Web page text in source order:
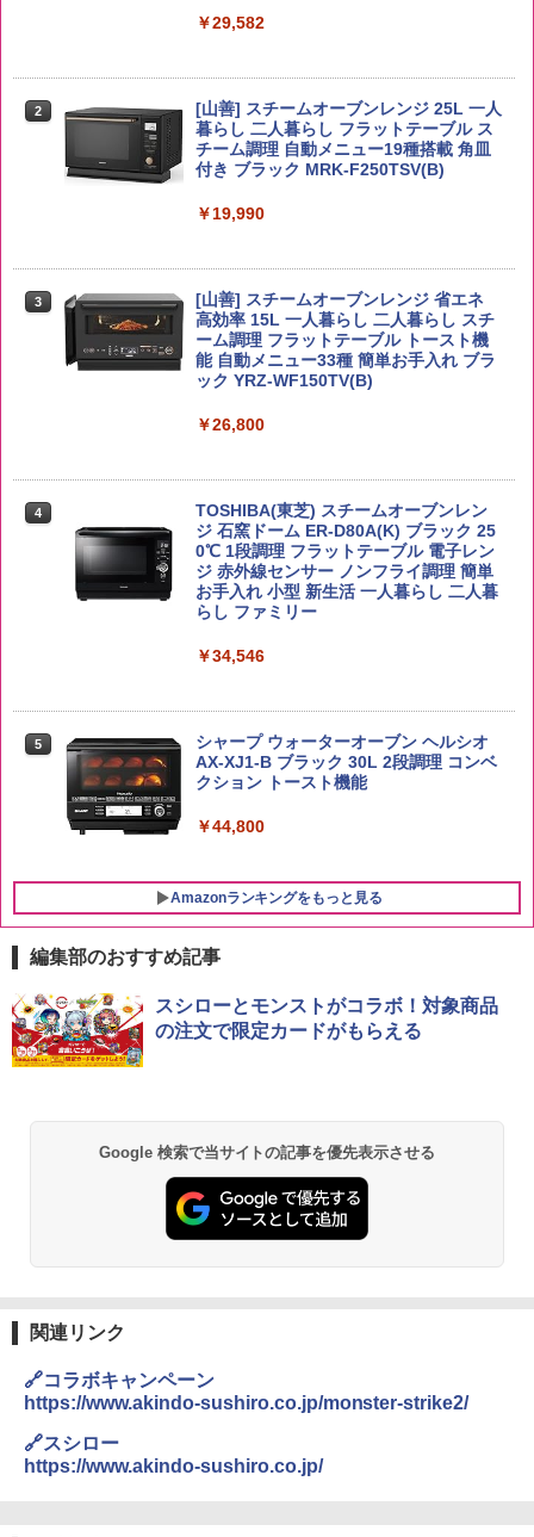
￥3,325
by Amazon あきたこまちブレンド 無洗
【在庫処分価格】ももたろう印 無洗米 5
新潟県産新之助 無洗米 5kg 令和7年産
￥4,536
￥6,051
入 700ml
￥20,000
イスキー ハイボール 缶
トリスウイスキー 4000ml サントリー 大
容量 4リットル
【公式】ブタメン とんこつ味 35g×15個
パニー
￥1,288
￥2,294
ーフードヌードル 高たんぱく&低糖質 さ
カップヌードル レギュラー 日清食品 カ
ップ麺 78g×20個
￥3,213
￥29,582
2
[山善] スチームオーブンレンジ 25L 一人
暮らし 二人暮らし フラットテーブル ス
チーム調理 自動メニュー19種搭載 角皿
付き ブラック MRK-F250TSV(B)
￥19,990
3
[山善] スチームオーブンレンジ 省エネ
高効率 15L 一人暮らし 二人暮らし スチ
ーム調理 フラットテーブル トースト機
能 自動メニュー33種 簡単お手入れ ブラ
ック YRZ-WF150TV(B)
￥26,800
4
TOSHIBA(東芝) スチームオーブンレン
ジ 石窯ドーム ER-D80A(K) ブラック 25
0℃ 1段調理 フラットテーブル 電子レン
ジ 赤外線センサー ノンフライ調理 簡単
お手入れ 小型 新生活 一人暮らし 二人暮
らし ファミリー
￥34,546
5
シャープ ウォーターオーブン ヘルシオ
AX-XJ1-B ブラック 30L 2段調理 コンベ
クション トースト機能
￥44,800
Amazonランキングをもっと見る
編集部のおすすめ記事
スシローとモンストがコラボ！対象商品
の注文で限定カードがもらえる
Google 検索で当サイトの記事を優先表示させる
関連リンク
🔗コラボキャンペーン
https://www.akindo-sushiro.co.jp/monster-strike2/
🔗スシロー
https://www.akindo-sushiro.co.jp/